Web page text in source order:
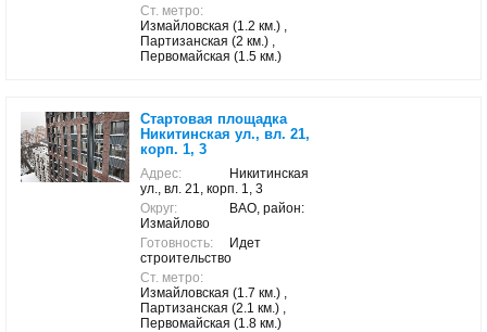
Ст. метро:
Измайловская (1.2 км.) ,
Партизанская (2 км.) ,
Первомайская (1.5 км.)
Стартовая площадка
Никитинская ул., вл. 21,
корп. 1, 3
Адрес:
Никитинская
ул., вл. 21, корп. 1, 3
Округ:
ВАО, район:
Измайлово
Готовность:
Идет
строительство
Ст. метро:
Измайловская (1.7 км.) ,
Партизанская (2.1 км.) ,
Первомайская (1.8 км.)